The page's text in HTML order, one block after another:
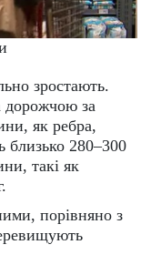
зростають.
дорожчою за
як ребра,
близько 280–300
такі як
порівняно з